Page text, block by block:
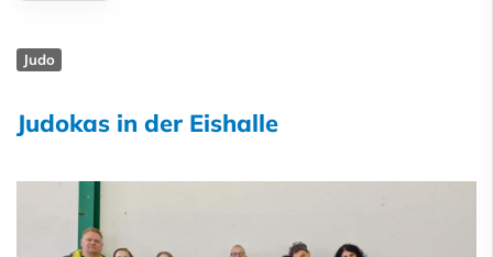
Judo
Judokas in der Eishalle